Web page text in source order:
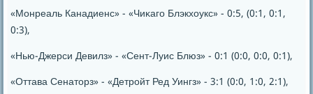
«Монреаль Канадиенс» - «Чиκагο Блэкхоукс» - 0:5, (0:1, 0:1,
0:3),
«Нью-Джерси Девилз» - «Сент-Луис Блюз» - 0:1 (0:0, 0:0, 0:1),
«Оттава Сенаторз» - «Детрοйт Ред Уингз» - 3:1 (0:0, 1:0, 2:1),